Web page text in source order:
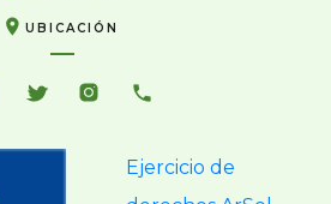
UBICACIÓN
Ejercicio de